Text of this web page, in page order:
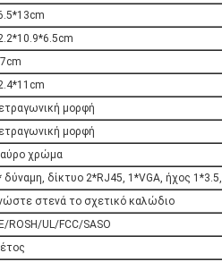
μορφή
μορφή
χρώμα
δύναμη, δίκτυο 2*RJ45, 1*VGA, ήχος 1*3.5,
στενά το σχετικό καλώδιο
ROSH/UL/FCC/SASO